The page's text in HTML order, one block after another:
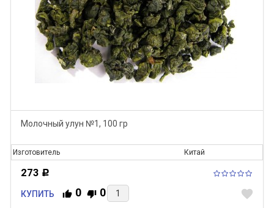
Молочный улун №1, 100 гр
Изготовитель Китай
273 Р
КУПИТЬ 0 0 favorite